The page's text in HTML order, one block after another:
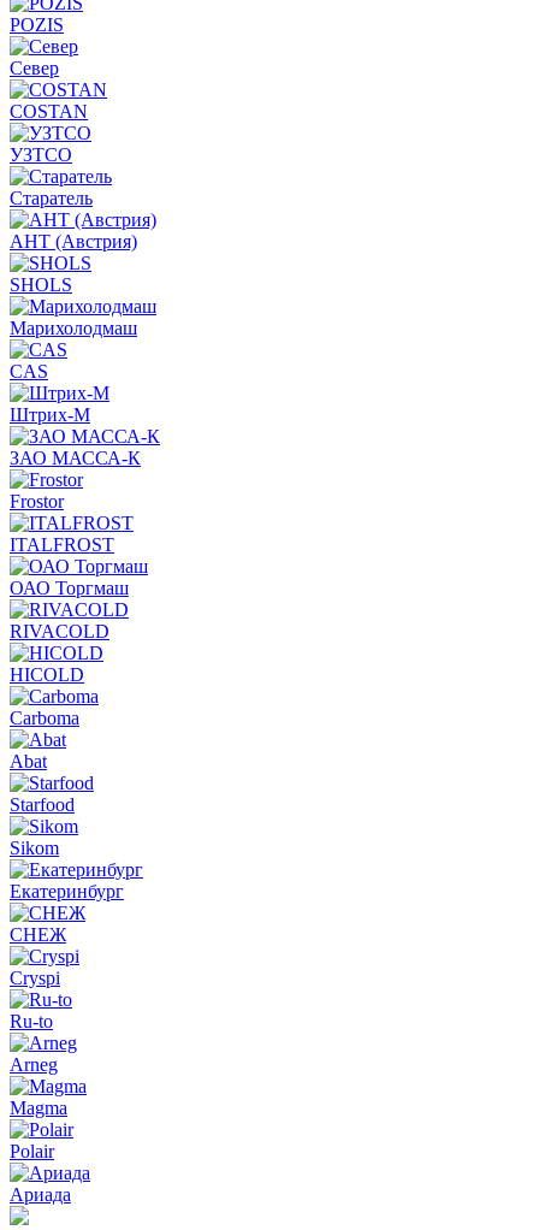
POZIS
Север
COSTAN
УЗТСО
Старатель
АНТ (Австрия)
SHOLS
Марихолодмаш
CAS
Штрих-М
ЗАО МАССА-К
Frostor
ITALFROST
ОАО Торгмаш
RIVACOLD
HICOLD
Carboma
Abat
Starfood
Sikom
Екатеринбург
СНЕЖ
Cryspi
Ru-to
Arneg
Magma
Polair
Ариада